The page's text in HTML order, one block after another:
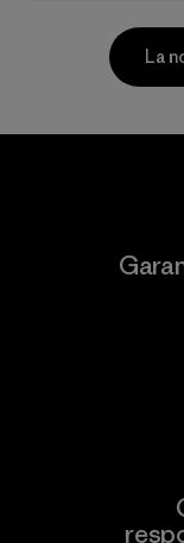
Scopri di
MAS
La